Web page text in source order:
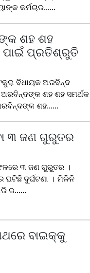
କର୍ମଚାର......
ଶହ ଶହ
ପାଇଁ ପ୍ରତିଶ୍ରୁତି
ବିଧାୟକ ଅରବିନ୍ଦ
ଶହ ଶହ ସମର୍ଥକ
ଶହ......
୩ ଜଣ ଗୁରୁତର
୩ ଜଣ ଗୁରୁତର ।
ଘଟିଛି ଦୁର୍ଘଟଣା । ମିଳିନି
ର......
ବାଇକ୍‌କୁ